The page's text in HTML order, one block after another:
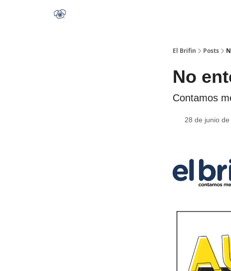
El Brifin Posts
No
Contamos
28 de junio